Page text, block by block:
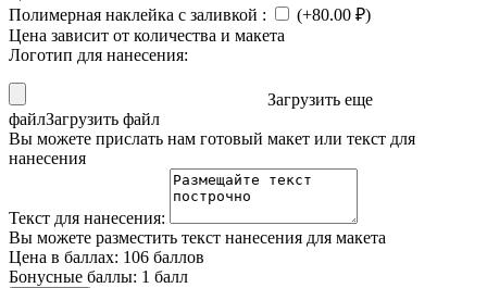
Полимерная наклейка с заливкой : (+80.00 ₽)
Цена зависит от количества и макета
Логотип для нанесения:
Загрузить еще
файлЗагрузить файл
Вы можете прислать нам готовый макет или текст для
нанесения
Текст для нанесения:
Вы можете разместить текст нанесения для макета
Цена в баллах: 106 баллов
Бонусные баллы: 1 балл